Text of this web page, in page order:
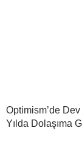
Optimism’de
Yılda Dolaşıma